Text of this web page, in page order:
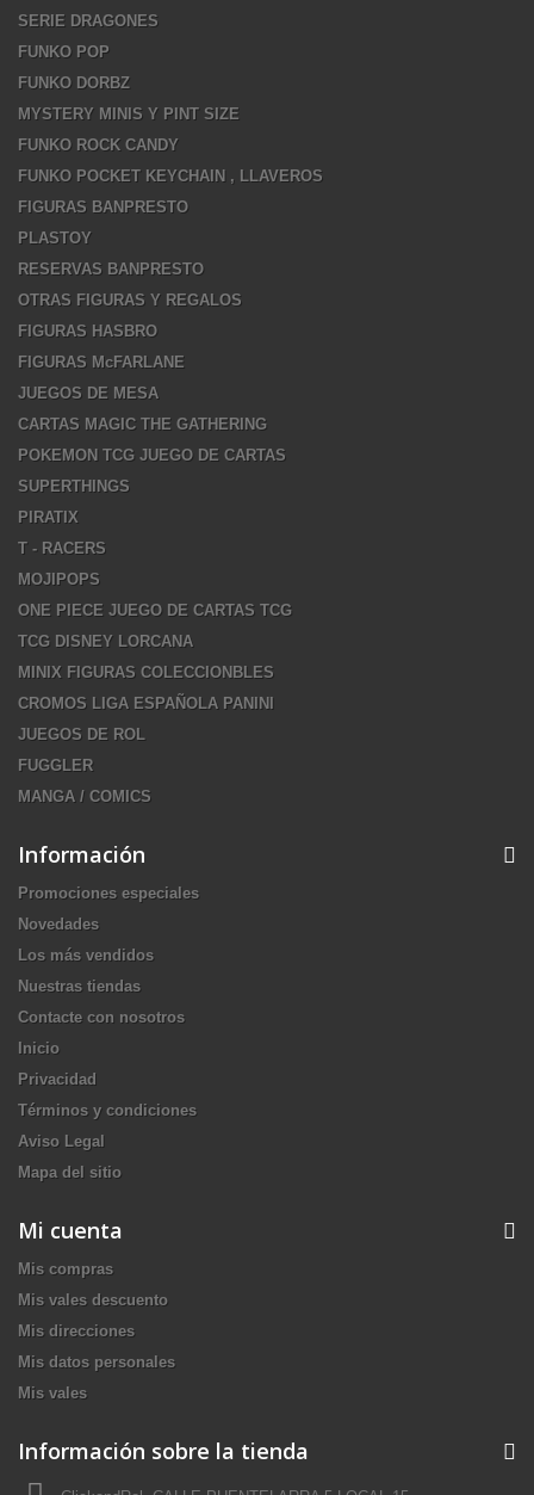
SERIE DRAGONES
FUNKO POP
FUNKO DORBZ
MYSTERY MINIS Y PINT SIZE
FUNKO ROCK CANDY
FUNKO POCKET KEYCHAIN , LLAVEROS
FIGURAS BANPRESTO
PLASTOY
RESERVAS BANPRESTO
OTRAS FIGURAS Y REGALOS
FIGURAS HASBRO
FIGURAS McFARLANE
JUEGOS DE MESA
CARTAS MAGIC THE GATHERING
POKEMON TCG JUEGO DE CARTAS
SUPERTHINGS
PIRATIX
T - RACERS
MOJIPOPS
ONE PIECE JUEGO DE CARTAS TCG
TCG DISNEY LORCANA
MINIX FIGURAS COLECCIONBLES
CROMOS LIGA ESPAÑOLA PANINI
JUEGOS DE ROL
FUGGLER
MANGA / COMICS
Información
Promociones especiales
Novedades
Los más vendidos
Nuestras tiendas
Contacte con nosotros
Inicio
Privacidad
Términos y condiciones
Aviso Legal
Mapa del sitio
Mi cuenta
Mis compras
Mis vales descuento
Mis direcciones
Mis datos personales
Mis vales
Información sobre la tienda